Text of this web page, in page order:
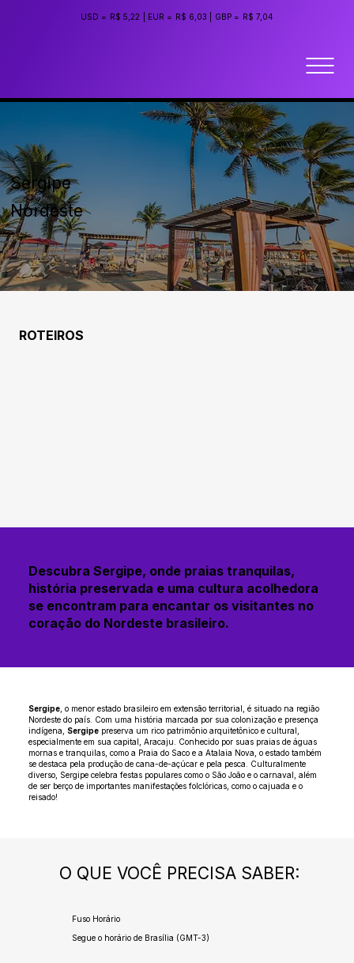
USD = R$ 5,22 EUR = R$ 6,03 GBP = R$ 7,04
Sergipe
Nordeste
Descubra Sergipe, onde praias tranquilas,
história preservada e uma cultura acolhedora
se encontram para encantar os visitantes no
coração do Nordeste brasileiro.
ROTEIROS
Sergipe, o menor estado brasileiro em extensão territorial, é situado na região
Nordeste do país. Com uma história marcada por sua colonização e presença
indígena, Sergipepreserva um rico patrimônio arquitetônico e cultural,
especialmente em sua capital, Aracaju. Conhecido por suas praias de águas
mornas e tranquilas, como a Praia do Saco e a Atalaia Nova, o estado também
se destaca pela produção de cana-de-açúcar e pela pesca. Culturalmente
diverso, Sergipe celebra festas populares como o São João e o carnaval, além
de ser berço de importantes manifestações folclóricas, como o cajuada e o
reisado!
O QUE VOCÊ PRECISA SABER:
Fuso Horário
Segue o horário de Brasília (GMT-3)